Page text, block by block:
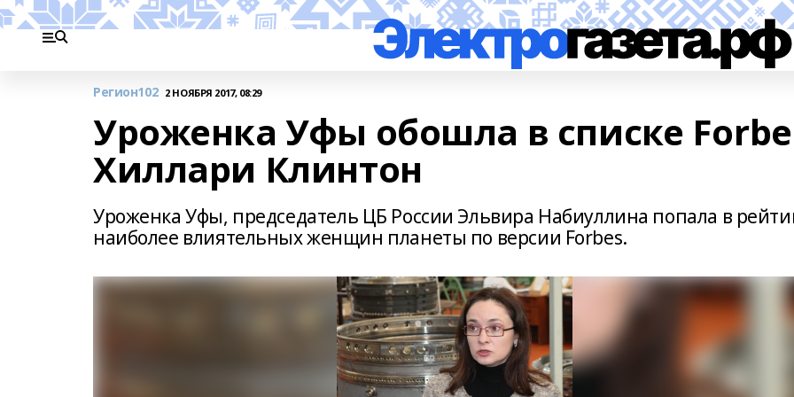
Регион102 2 НОЯБРЯ 2017, 08:29
Уроженка Уфы обошла в списке
Хиллари Клинтон
Уроженка Уфы, председатель ЦБ России Эльвира Набиуллина попала в
наиболее влиятельных женщин планеты по версии Forbes.